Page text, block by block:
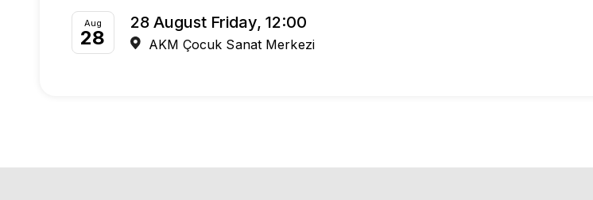
Aug
28
28 August Friday, 12:00
AKM Çocuk Sanat Merkezi